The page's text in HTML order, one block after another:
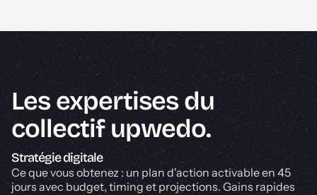
Les expertises du
collectif upwedo.
Stratégie digitale
Ce que vous obtenez : un plan d'action activable en 45
jours avec budget, timing et projections. Gains rapides